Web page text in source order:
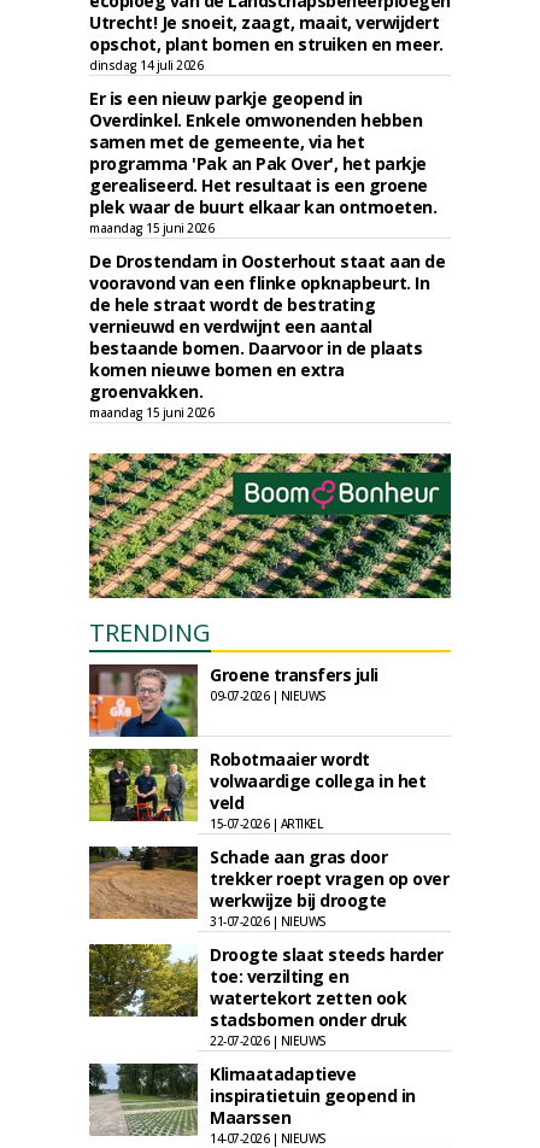
Utrecht! Je snoeit, zaagt, maait, verwijdert
opschot, plant bomen en struiken en meer.
dinsdag 14 juli 2026
Er is een nieuw parkje geopend in
Overdinkel. Enkele omwonenden hebben
samen met de gemeente, via het
programma 'Pak an Pak Over', het parkje
gerealiseerd. Het resultaat is een groene
plek waar de buurt elkaar kan ontmoeten.
maandag 15 juni 2026
De Drostendam in Oosterhout staat aan de
vooravond van een flinke opknapbeurt. In
de hele straat wordt de bestrating
vernieuwd en verdwijnt een aantal
bestaande bomen. Daarvoor in de plaats
komen nieuwe bomen en extra
groenvakken.
maandag 15 juni 2026
TRENDING
Groene transfers juli
09-07-2026 | NIEUWS
Robotmaaier wordt
volwaardige collega in het
veld
15-07-2026 | ARTIKEL
Schade aan gras door
trekker roept vragen op over
werkwijze bij droogte
31-07-2026 | NIEUWS
Droogte slaat steeds harder
toe: verzilting en
watertekort zetten ook
stadsbomen onder druk
22-07-2026 | NIEUWS
Klimaatadaptieve
inspiratietuin geopend in
Maarssen
14-07-2026 | NIEUWS